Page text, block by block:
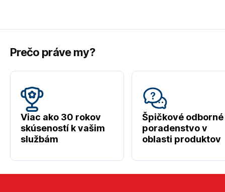
Prečo práve my?
Viac ako 30 rokov
skúseností k vašim
službám
Špičkové odborné
poradenstvo v
oblasti produktov